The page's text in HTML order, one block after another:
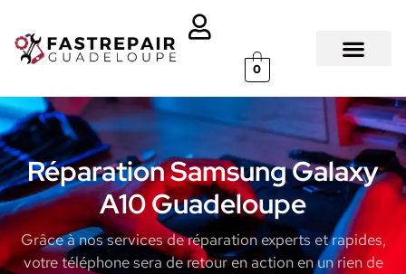
0
Réparation Samsung Galaxy
A10 Guadeloupe
Grâce à nos services de réparation experts et rapides,
votre téléphone sera de retour en action en un rien de